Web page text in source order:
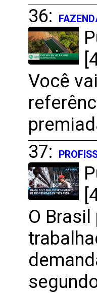
36:
Você
37:
O